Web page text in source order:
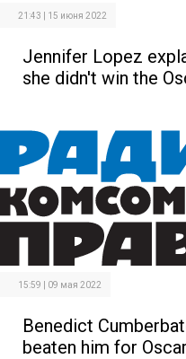
21:43 | 15 июня 2022
Jennifer Lopez
she didn't win the
15:59 | 09 мая 2022
Benedict
beaten him for Oscar